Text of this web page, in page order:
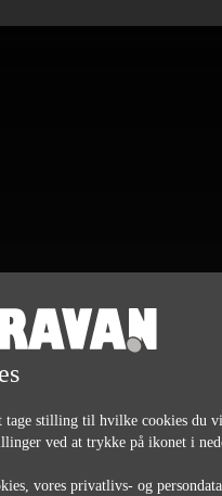
tage stilling til hvilke cookies du
ved at trykke på ikonet i
vores privatlivs- og